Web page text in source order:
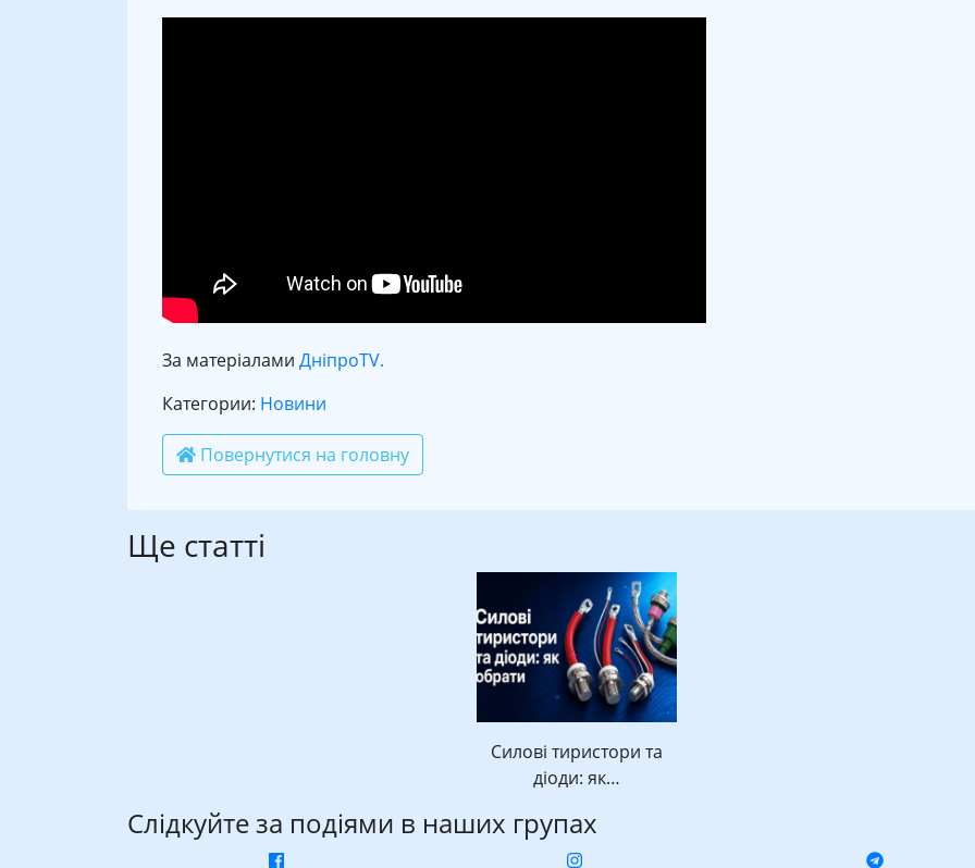
За матеріалами ДніпроTV.
Категории: Новини
Повернутися на головну
Ще статті
Силові тиристори та
діоди: як…
Слідкуйте за подіями в наших групах